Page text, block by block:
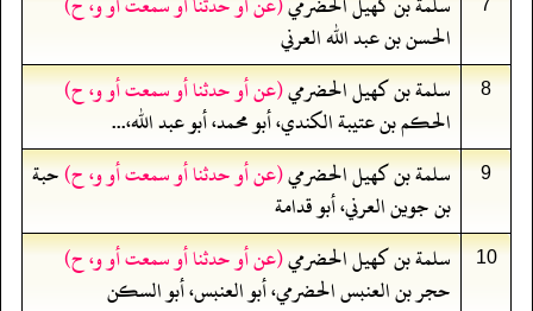
الحسن بن عبد الله العرني
8 سلمة بن كهيل الحضرمي(عن أو حدثنا أو سمعت أو و، ح)
الحكم بن عتيبة الكندي، أبو محمد، أبو عبد الله،...
9 سلمة بن كهيل الحضرمي(عن أو حدثنا أو سمعت أو و، ح)حبة
بن جوين العرني، أبو قدامة
10 سلمة بن كهيل الحضرمي(عن أو حدثنا أو سمعت أو و، ح)
حجر بن العنبس الحضرمي، أبو العنبس، أبو السكن